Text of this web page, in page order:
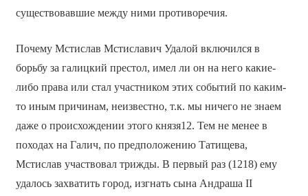
существовавшие между ними противоречия.
Почему Мстислав Мстиславич Удалой включился в
борьбу за галицкий престол, имел ли он на него какие-
либо права или стал участником этих событий по каким-
то иным причинам, неизвестно, т.к. мы ничего не знаем
даже о происхождении этого князя12. Тем не менее в
походах на Галич, по предположению Татищева,
Мстислав участвовал трижды. В первый раз (1218) ему
удалось захватить город, изгнать сына Андраша II